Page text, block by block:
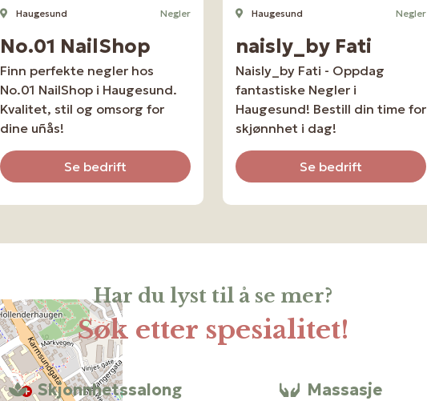
Haugesund Negler
No.01 NailShop
Finn perfekte negler hos
No.01 NailShop i Haugesund.
Kvalitet, stil og omsorg for
dine uñås!
Se bedrift
Haugesund Negler
naisly_by Fati
Naisly_by Fati - Oppdag
fantastiske Negler i
Haugesund! Bestill din time for
skjønnhet i dag!
Se bedrift
Har du lyst til å se mer?
Søk etter spesialitet!
Skjonnhetssalong Massasje